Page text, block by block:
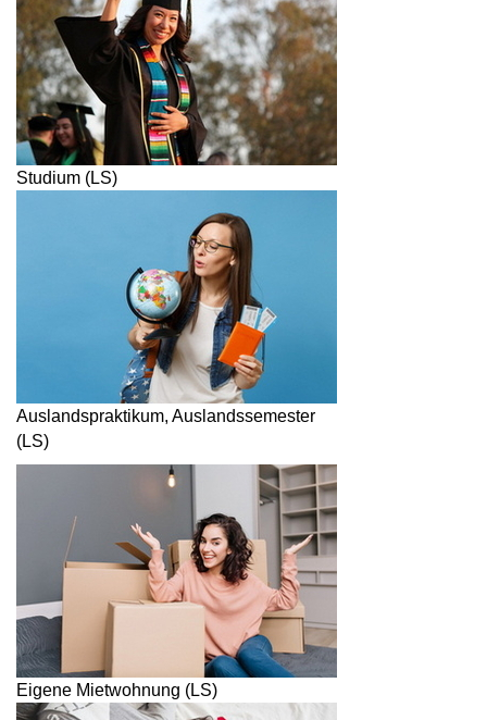
Studium (LS)
Auslandspraktikum, Auslandssemester
(LS)
Eigene Mietwohnung (LS)